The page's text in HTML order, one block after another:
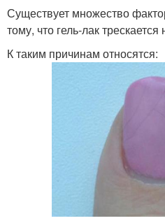
Существует множество
тому, что гель-лак трескается
К таким причинам относятся: